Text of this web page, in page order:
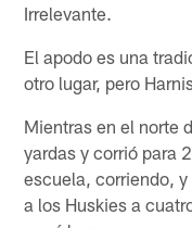
Irrelevante.
El apodo es una
otro lugar, pero
Mientras en el norte
yardas y corrió para
escuela, corriendo,
a los Huskies a